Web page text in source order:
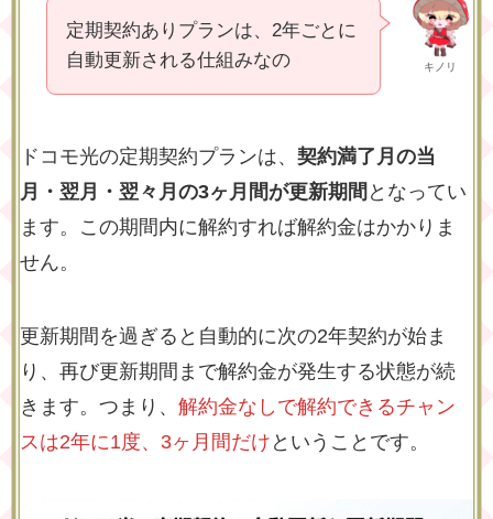
キノリ
定期契約ありプランは、2年ごとに
自動更新される仕組みなの
ドコモ光の定期契約プランは、 契約満了月の当
月・翌月・翌々月の3ヶ月間が更新期間 となってい
ます。この期間内に解約すれば解約金はかかりま
せん。
更新期間を過ぎると自動的に次の2年契約が始ま
り、再び更新期間まで解約金が発生する状態が続
きます。つまり、 解約金なしで解約できるチャン
スは2年に1度、3ヶ月間だけ ということです。